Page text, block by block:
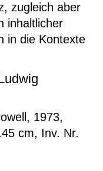
zugleich aber
inhaltlicher
in die Kontexte
1973,
cm, Inv. Nr.